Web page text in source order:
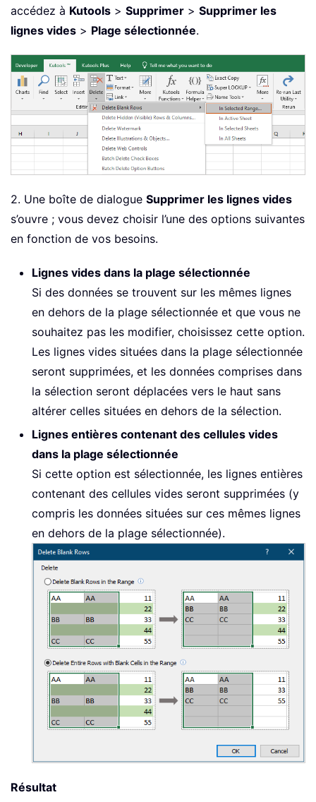
accédez à Kutools > Supprimer > Supprimer les
lignes vides > Plage sélectionnée.
2. Une boîte de dialogue Supprimer les lignes vides
s’ouvre ; vous devez choisir l’une des options suivantes
en fonction de vos besoins.
Lignes vides dans la plage sélectionnée
Si des données se trouvent sur les mêmes lignes
en dehors de la plage sélectionnée et que vous ne
souhaitez pas les modifier, choisissez cette option.
Les lignes vides situées dans la plage sélectionnée
seront supprimées, et les données comprises dans
la sélection seront déplacées vers le haut sans
altérer celles situées en dehors de la sélection.
Lignes entières contenant des cellules vides
dans la plage sélectionnée
Si cette option est sélectionnée, les lignes entières
contenant des cellules vides seront supprimées (y
compris les données situées sur ces mêmes lignes
en dehors de la plage sélectionnée).
Résultat